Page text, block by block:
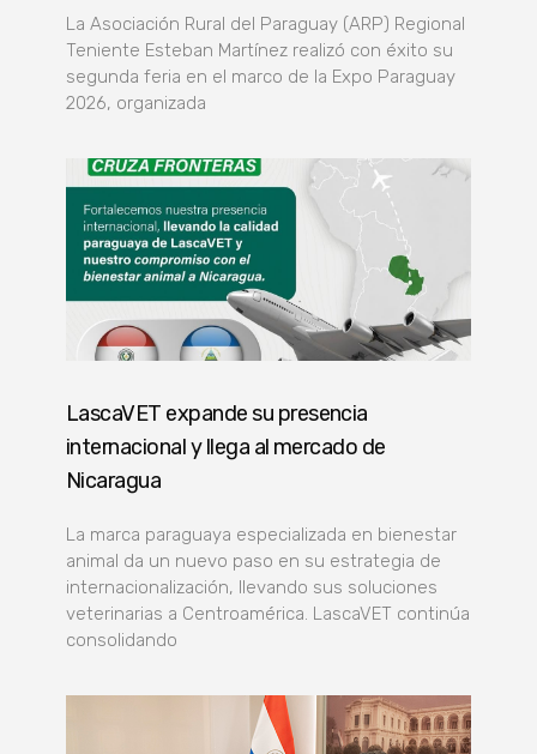
La Asociación Rural del Paraguay (ARP) Regional
Teniente Esteban Martínez realizó con éxito su
segunda feria en el marco de la Expo Paraguay
2026, organizada
LascaVET expande su presencia
internacional y llega al mercado de
Nicaragua
La marca paraguaya especializada en bienestar
animal da un nuevo paso en su estrategia de
internacionalización, llevando sus soluciones
veterinarias a Centroamérica. LascaVET continúa
consolidando